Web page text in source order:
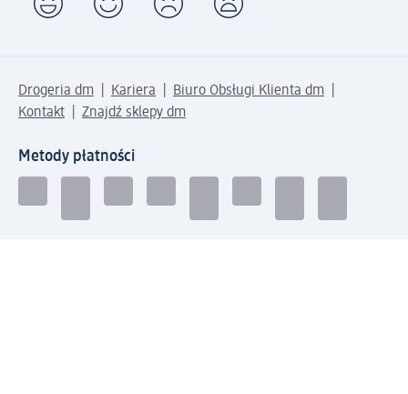
Drogeria dm Kariera
Biuro Obsługi Klienta dm
Kontakt
Znajdź sklepy dm
Metody płatności